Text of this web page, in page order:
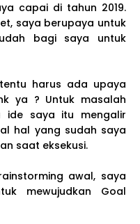
capai di tahun 2019.
saya berupaya untuk
bagi saya untuk
harus ada upaya
ya ? Untuk masalah
ide saya itu mengalir
hal yang sudah saya
saat eksekusi.
awal, saya
mewujudkan Goal